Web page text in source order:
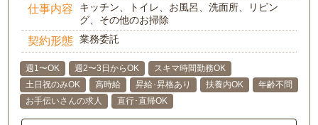
仕事内容
キッチン、トイレ、お風呂、洗面所、リビン
グ、その他のお掃除
契約形態 業務委託
週1〜OK 週2〜3日からOK
スキマ時間勤務OK
土日祝のみOK
高時給 昇給･昇格あり 扶養内OK
年齢不問
お手伝いさんの求人
直行･直帰OK